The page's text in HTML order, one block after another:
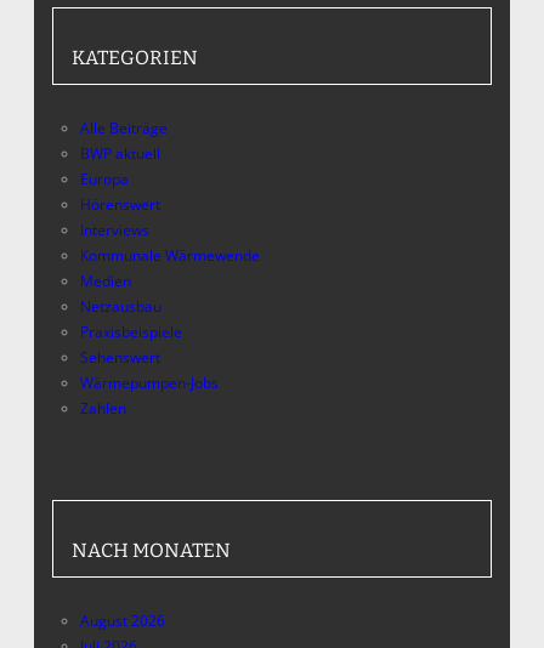
KATEGORIEN
Alle Beiträge
BWP aktuell
Europa
Hörenswert
Interviews
Kommunale Wärmewende
Medien
Netzausbau
Praxisbeispiele
Sehenswert
Wärmepumpen-Jobs
Zahlen
NACH MONATEN
August 2026